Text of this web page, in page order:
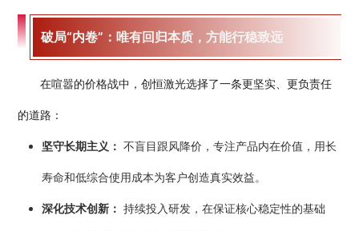
破局“内卷”：唯有回归本质，方能行稳致远
在喧嚣的价格战中，创恒激光选择了一条更坚实、更负责任
的道路：
坚守长期主义： 不盲目跟风降价，专注产品内在价值，用长
寿命和低综合使用成本为客户创造真实效益。
深化技术创新： 持续投入研发，在保证核心稳定性的基础